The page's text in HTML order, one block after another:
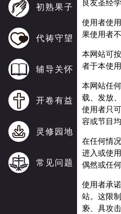
初熟果子
代祷守望
辅导关怀
开卷有益
灵修园地
常见问题
使用者使
果使用者
本网站可
者于本使
本网站任
载、发放
使用者只
容或节目
在任何情
进入或使
偶然或任
使用者承
站。这限
亵、具攻